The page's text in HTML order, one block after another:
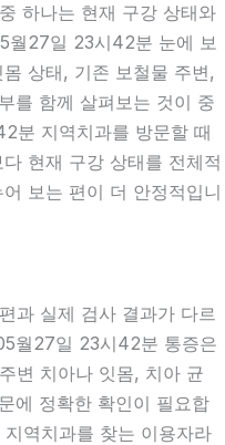
하나는 현재 구강 상태와
월27일 23시42분 눈에 보
상태, 기존 보철물 주변,
를 함께 살펴보는 것이 중
분 지역치과를 방문할 때
현재 구강 상태를 전체적
보는 편이 더 안정적입니
과 실제 검사 결과가 다르
월27일 23시42분 통증은
변 치아나 잇몸, 치아 균
에 정확한 확인이 필요합
역치과를 찾는 이용자라